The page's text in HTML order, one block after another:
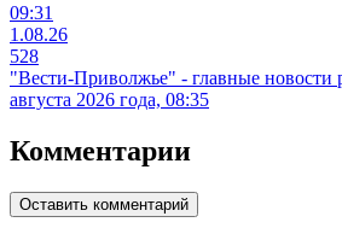
09:31
1.08.26
528
"Вести-Приволжье" - главные новости
августа 2026 года, 08:35
Комментарии
Оставить комментарий